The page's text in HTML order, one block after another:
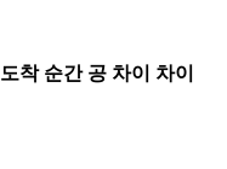
도착 순간 공 차이
차이